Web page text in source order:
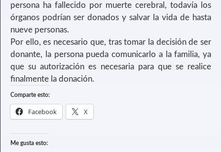
persona ha fallecido por muerte cerebral, todavía los
órganos podrían ser donados y salvar la vida de hasta
nueve personas.
Por ello, es necesario que, tras tomar la decisión de ser
donante, la persona pueda comunicarlo a la familia, ya
que su autorización es necesaria para que se realice
finalmente la donación.
Comparte esto:
Facebook X
Me gusta esto: